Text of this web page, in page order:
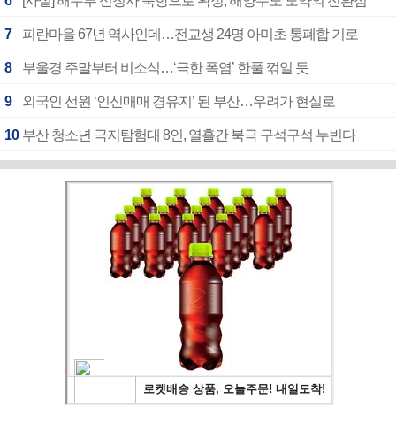
7 피란마을 67년 역사인데…전교생 24명 아미초 통폐합 기로
8 부울경 주말부터 비소식…‘극한 폭염’ 한풀 꺾일 듯
9 외국인 선원 ‘인신매매 경유지’ 된 부산…우려가 현실로
10 부산 청소년 극지탐험대 8인, 열흘간 북극 구석구석 누빈다